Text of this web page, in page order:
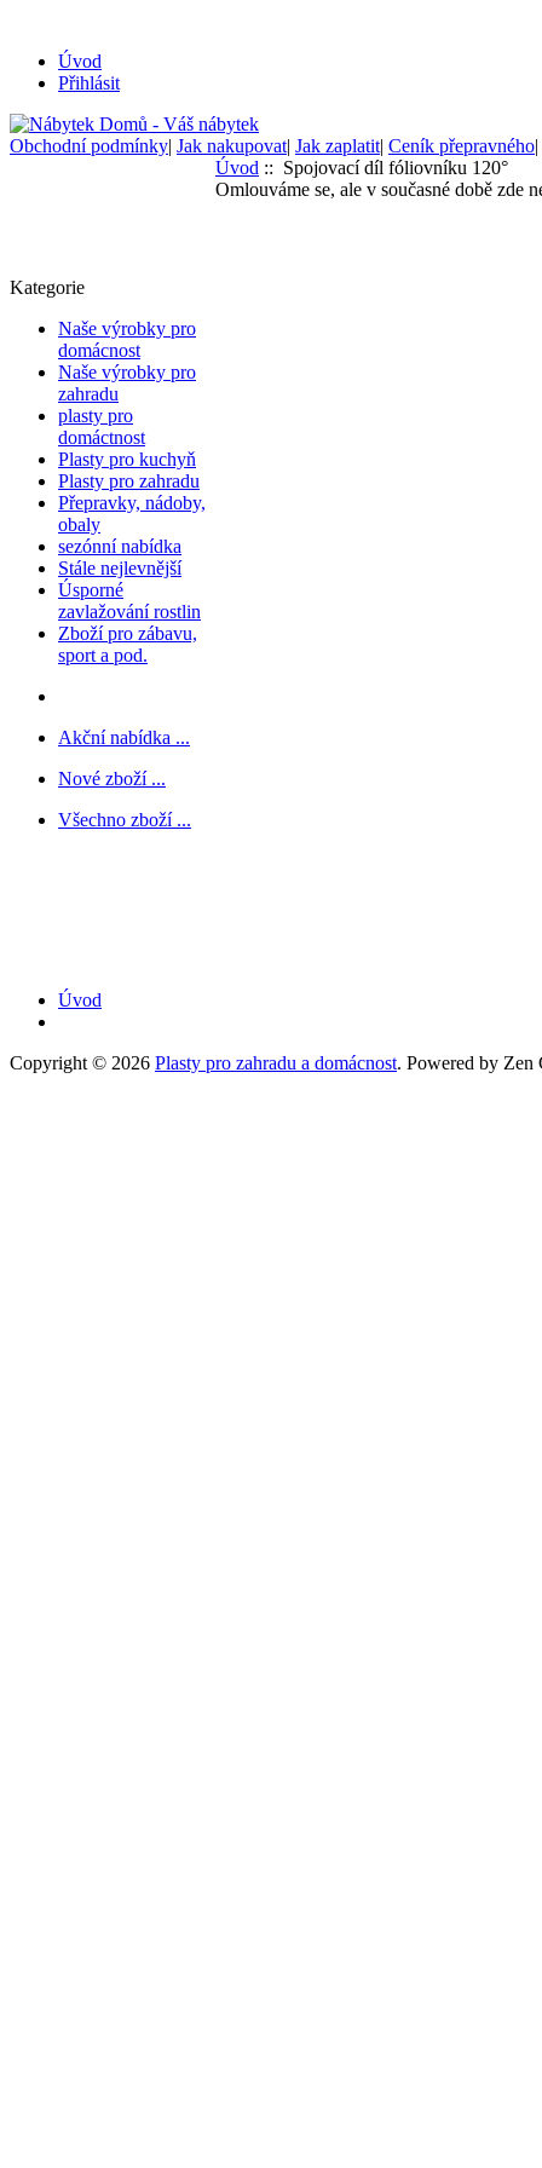
Úvod
Přihlásit
Obchodní podmínky| Jak nakupovat| Jak zaplatit| Ceník přepravného|
Kategorie
Naše výrobky pro
domácnost
Naše výrobky pro
zahradu
plasty pro
domáctnost
Plasty pro kuchyň
Plasty pro zahradu
Přepravky, nádoby,
obaly
sezónní nabídka
Stále nejlevnější
Úsporné
zavlažování rostlin
Zboží pro zábavu,
sport a pod.
Akční nabídka ...
Nové zboží ...
Všechno zboží ...
Úvod :: Spojovací díl fóliovníku 120°
Omlouváme se, ale v současné době zde
Úvod
Copyright © 2026 Plasty pro zahradu a domácnost. Powered by Zen